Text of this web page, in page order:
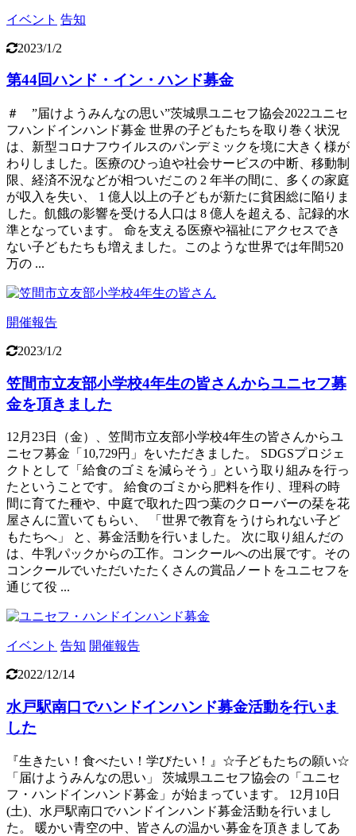
イベント 告知
2023/1/2
第44回ハンド・イン・ハンド募金
＃ ”届けようみんなの思い”茨城県ユニセフ協会2022ユニセ
フハンドインハンド募金 世界の子どもたちを取り巻く状況
は、新型コロナフウイルスのパンデミックを境に大きく様が
わりしました。医療のひっ迫や社会サービスの中断、移動制
限、経済不況などが相ついだこの 2 年半の間に、多くの家庭
が収入を失い、 1 億人以上の子どもが新たに貧困総に陥りま
した。飢餓の影響を受ける人口は 8 億人を超える、記録的水
準となっています。 命を支える医療や福祉にアクセスでき
ない子どもたちも増えました。このような世界では年間520
万の ...
開催報告
2023/1/2
笠間市立友部小学校4年生の皆さんからユニセフ募
金を頂きました
12月23日（金）、笠間市立友部小学校4年生の皆さんからユ
ニセフ募金「10,729円」をいただきました。 SDGSプロジェ
クトとして「給食のゴミを減らそう」という取り組みを行っ
たということです。 給食のゴミから肥料を作り、理科の時
間に育てた種や、中庭で取れた四つ葉のクローバーの栞を花
屋さんに置いてもらい、 「世界で教育をうけられない子ど
もたちへ」 と、募金活動を行いました。 次に取り組んだの
は、牛乳パックからの工作。コンクールへの出展です。その
コンクールでいただいたたくさんの賞品ノートをユニセフを
通じて役 ...
イベント 告知 開催報告
2022/12/14
水戸駅南口でハンドインハンド募金活動を行いま
した
『生きたい！食べたい！学びたい！』☆子どもたちの願い☆
「届けようみんなの思い」 茨城県ユニセフ協会の「ユニセ
フ・ハンドインハンド募金」が始まっています。 12月10日
(土)、水戸駅南口でハンドインハンド募金活動を行いまし
た。 暖かい青空の中、皆さんの温かい募金を頂きましてあ